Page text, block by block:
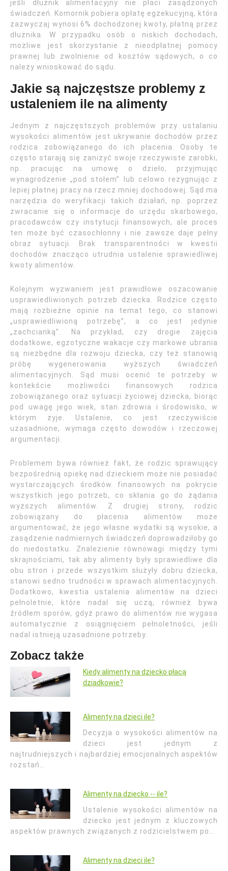
jeśli dłużnik alimentacyjny nie płaci zasądzonych
świadczeń. Komornik pobiera opłatę egzekucyjną, która
zazwyczaj wynosi 6% dochodzonej kwoty, płatną przez
dłużnika. W przypadku osób o niskich dochodach,
możliwe jest skorzystanie z nieodpłatnej pomocy
prawnej lub zwolnienie od kosztów sądowych, o co
należy wnioskować do sądu.
Jakie są najczęstsze problemy z
ustaleniem ile na alimenty
Jednym z najczęstszych problemów przy ustalaniu
wysokości alimentów jest ukrywanie dochodów przez
rodzica zobowiązanego do ich płacenia. Osoby te
często starają się zaniżyć swoje rzeczywiste zarobki,
np. pracując na umowę o dzieło, przyjmując
wynagrodzenie „pod stołem” lub celowo rezygnując z
lepiej płatnej pracy na rzecz mniej dochodowej. Sąd ma
narzędzia do weryfikacji takich działań, np. poprzez
zwracanie się o informacje do urzędu skarbowego,
pracodawców czy instytucji finansowych, ale proces
ten może być czasochłonny i nie zawsze daje pełny
obraz sytuacji. Brak transparentności w kwestii
dochodów znacząco utrudnia ustalenie sprawiedliwej
kwoty alimentów.
Kolejnym wyzwaniem jest prawidłowe oszacowanie
usprawiedliwionych potrzeb dziecka. Rodzice często
mają rozbieżne opinie na temat tego, co stanowi
„usprawiedliwioną potrzebę”, a co jest jedynie
„zachcianką”. Na przykład, czy drogie zajęcia
dodatkowe, egzotyczne wakacje czy markowe ubrania
są niezbędne dla rozwoju dziecka, czy też stanowią
próbę wygenerowania wyższych świadczeń
alimentacyjnych. Sąd musi ocenić te potrzeby w
kontekście możliwości finansowych rodzica
zobowiązanego oraz sytuacji życiowej dziecka, biorąc
pod uwagę jego wiek, stan zdrowia i środowisko, w
którym żyje. Ustalenie, co jest rzeczywiście
uzasadnione, wymaga często dowodów i rzeczowej
argumentacji.
Problemem bywa również fakt, że rodzic sprawujący
bezpośrednią opiekę nad dzieckiem może nie posiadać
wystarczających środków finansowych na pokrycie
wszystkich jego potrzeb, co skłania go do żądania
wyższych alimentów. Z drugiej strony, rodzic
zobowiązany do płacenia alimentów może
argumentować, że jego własne wydatki są wysokie, a
zasądzenie nadmiernych świadczeń doprowadziłoby go
do niedostatku. Znalezienie równowagi między tymi
skrajnościami, tak aby alimenty były sprawiedliwe dla
obu stron i przede wszystkim służyły dobru dziecka,
stanowi sedno trudności w sprawach alimentacyjnych.
Dodatkowo, kwestia ustalenia alimentów na dzieci
pełnoletnie, które nadal się uczą, również bywa
źródłem sporów, gdyż prawo do alimentów nie wygasa
automatycznie z osiągnięciem pełnoletności, jeśli
nadal istnieją uzasadnione potrzeby.
Zobacz także
Kiedy alimenty na dziecko płacą
dziadkowie?
Alimenty na dzieci ile?
Decyzja o wysokości alimentów na
dzieci jest jednym z
najtrudniejszych i najbardziej emocjonalnych aspektów
rozstań…
Alimenty na dziecko -- ile?
Ustalenie wysokości alimentów na
dziecko jest jednym z kluczowych
aspektów prawnych związanych z rodzicielstwem po…
Alimenty na dzieci ile?